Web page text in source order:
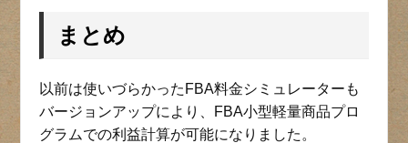
まとめ
以前は使いづらかったFBA料金シミュレーターも
バージョンアップにより、FBA小型軽量商品プロ
グラムでの利益計算が可能になりました。